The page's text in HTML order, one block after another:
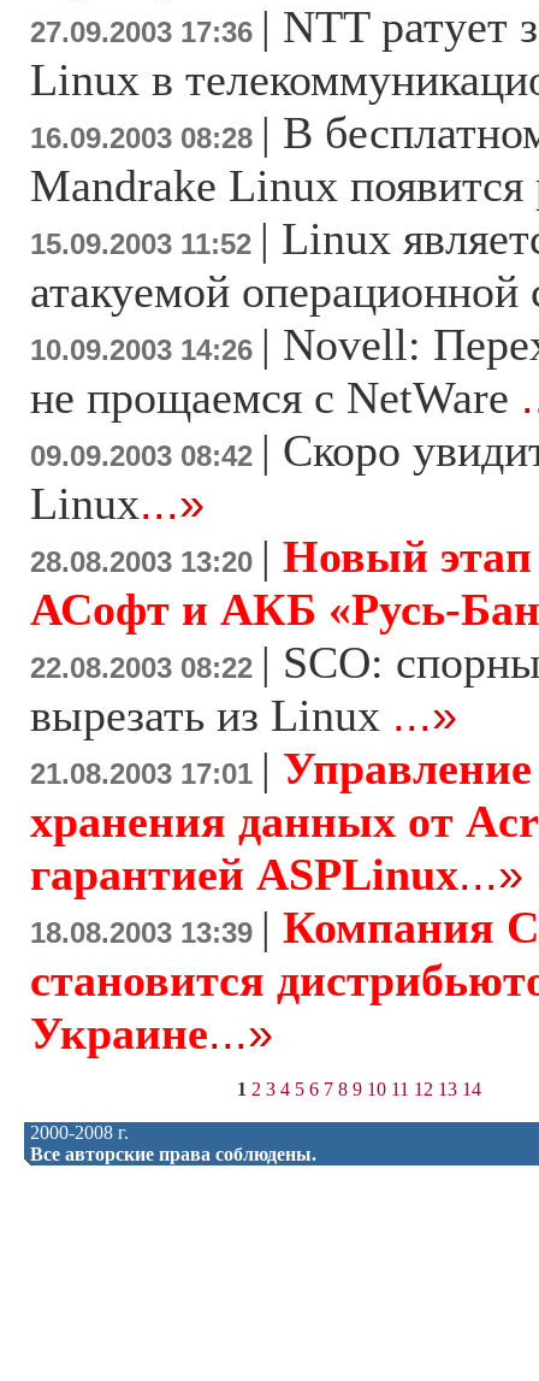
27.09.2003 17:36 | NTT ратует
Linux в
16.09.2003 08:28 | В
Mandrake Linux появится
15.09.2003 11:52 | Linux
атакуемой операционной
10.09.2003 14:26 | Novell:
не прощаемся с NetWare
09.09.2003 08:42 | Скоро
Linux...»
28.08.2003 13:20 | Новый этап
АСофт и АКБ «Русь-
22.08.2003 08:22 | SCO:
вырезать из Linux ...»
21.08.2003 17:01 |
хранения данных от
гарантией ASPLinux...»
18.08.2003 13:39 |
становится
Украине...»
1 2 3 4 5 6 7 8 9 10 11 12 13 14
2000-2008 г.
Все авторские права соблюдены.